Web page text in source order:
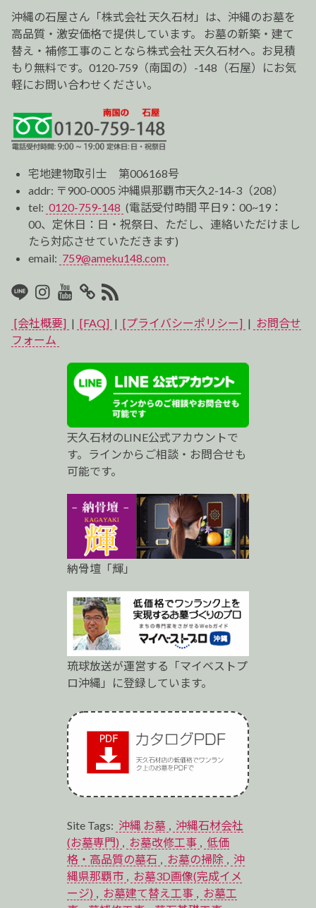
ョ
ン
沖縄の石屋さん「株式会社 天久石材」は、沖縄のお墓を
高品質・激安価格で提供しています。 お墓の新築・建て
替え・補修工事のことなら株式会社 天久石材へ。お見積
もり無料です。0120-759（南国の）-148（石屋）にお気
軽にお問い合わせください。
宅地建物取引士 第006168号
addr: 〒900-0005 沖縄県那覇市天久2-14-3（208）
tel: 0120-759-148 (電話受付時間 平日9：00~19：
00、定休日：日・祝祭日、ただし、連絡いただけまし
たら対応させていただきます)
email: 759@ameku148.com
LINEInstagram
Youtube
マ
イ
ス
ト
ロ
RSS2
[会社概要] | [FAQ] | [プライバシーポリシー] | お問合せ
フォーム
天久石材のLINE公式アカウントで
す。ラインからご相談・お問合せも
可能です。
納骨壇「輝」
琉球放送が運営する「マイベストプ
ロ沖縄」に登録しています。
Site Tags: 沖縄 お墓
沖縄石材会社
(お墓専門)
お墓改修工事
低価
格・高品質の墓石
お墓の掃除
沖
縄県那覇市
お墓3D画像(完成イメ
ージ)
お墓建て替え工事
お墓工